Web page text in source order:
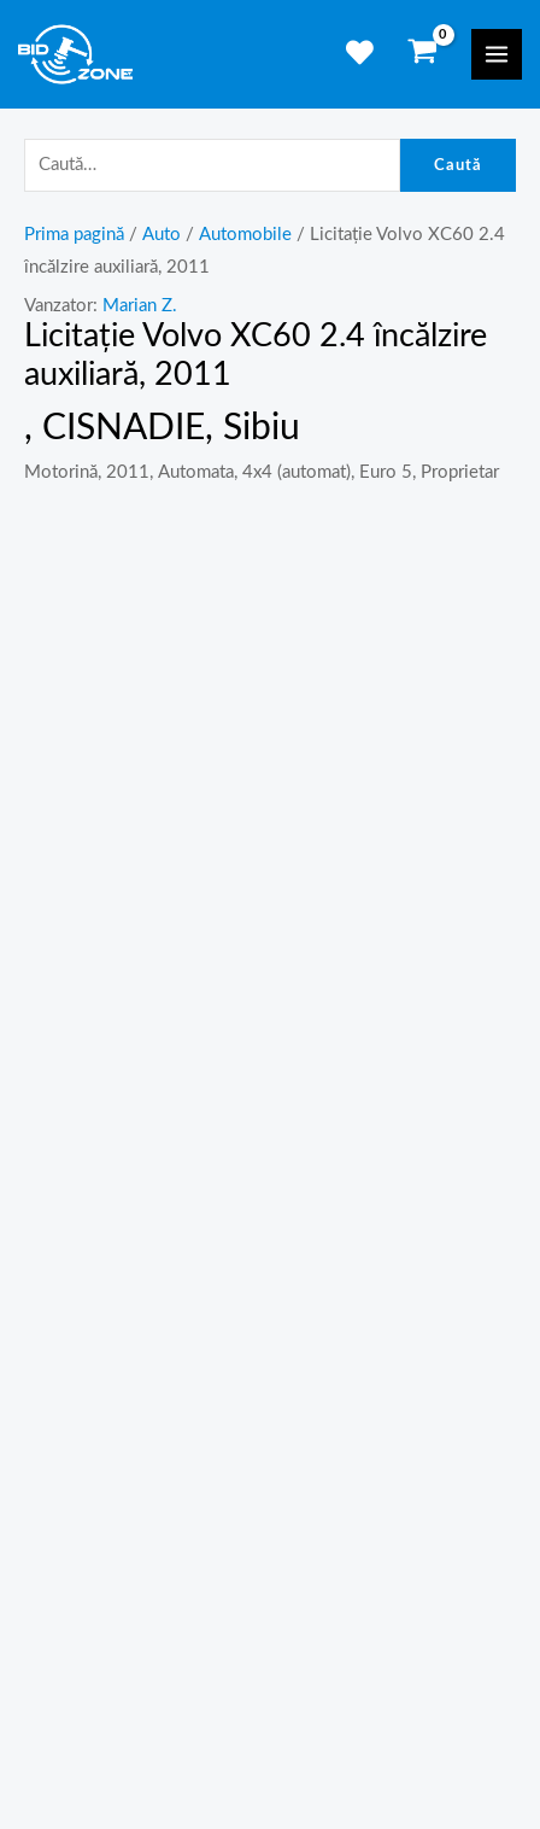
content
Caută
Prima pagină / Auto / Automobile / Licitație Volvo XC60 2.4
încălzire auxiliară, 2011
Vanzator: Marian Z.
Licitație Volvo XC60 2.4 încălzire
auxiliară, 2011
, CISNADIE, Sibiu
Motorină, 2011, Automata, 4x4 (automat), Euro 5, Proprietar